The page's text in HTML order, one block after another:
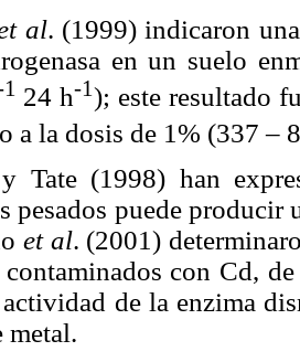
al. (1999) indicaron
en un suelo
24 h-1); este resultado
a la dosis de 1% (337 –
Tate (1998) han
pesados puede
et al. (2001)
contaminados con Cd,
de la enzima
metal.